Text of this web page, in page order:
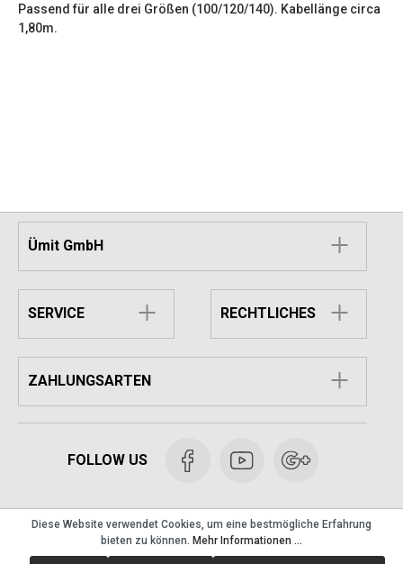
Passend für alle drei Größen (100/120/140). Kabellänge circa
1,80m.
Ümit GmbH
SERVICE RECHTLICHES
ZAHLUNGSARTEN
FOLLOW US
Dönermesser Schleifmaschine
Diese Website verwendet Cookies, um eine bestmögliche Erfahrung
bieten zu können. Mehr Informationen ...